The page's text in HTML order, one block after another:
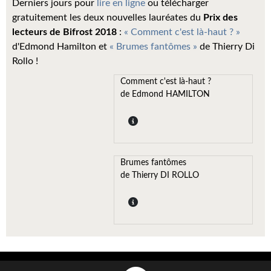
Kvasar
Pulps
Wotan
Livres audio
Derniers jours pour lire en ligne ou télécharger
gratuitement les deux nouvelles lauréates du Prix des
lecteurs de Bifrost 2018 : « Comment c'est là-haut ? »
d'Edmond Hamilton et « Brumes fantômes » de Thierry Di
Rollo !
Comment c'est là-haut ?
de Edmond HAMILTON
Brumes fantômes
de Thierry DI ROLLO